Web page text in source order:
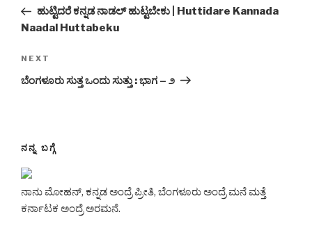
Postಹುಟ್ಟಿದರೆ ಕನ್ನಡ ನಾಡಲ್ ಹುಟ್ಟಬೇಕು | Huttidare Kannada
Naadal Huttabeku
Next
Post
NEXT
ಬೆಂಗಳೂರು ಸುತ್ತ ಒಂದು ಸುತ್ತು : ಭಾಗ – ೨
ನನ್ನ ಬಗ್ಗೆ
ನಾನು ಮೋಹನ್, ಕನ್ನಡ ಅಂದ್ರೆ ಪ್ರೀತಿ, ಬೆಂಗಳೂರು ಅಂದ್ರೆ ಮನೆ ಮತ್ತೆ
ಕರ್ನಾಟಕ ಅಂದ್ರೆ ಅರಮನೆ.